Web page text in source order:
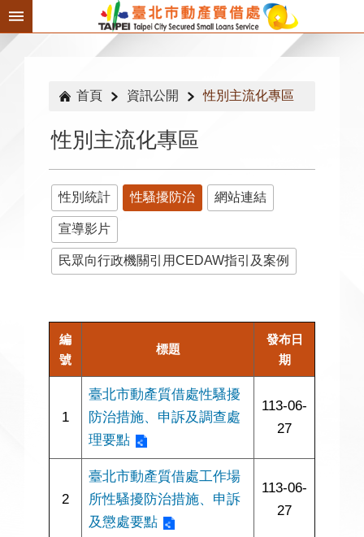
跳到主要內容區塊
首頁 資訊公開 性別主流化專區
性別主流化專區
性別統計 性騷擾防治 網站連結
宣導影片
民眾向行政機關引用CEDAW指引及案例
編
號
標題
發布日
期
1
臺北市動產質借處性騷擾
防治措施、申訴及調查處
理要點
113-06-
27
2
臺北市動產質借處工作場
所性騷擾防治措施、申訴
及懲處要點
113-06-
27